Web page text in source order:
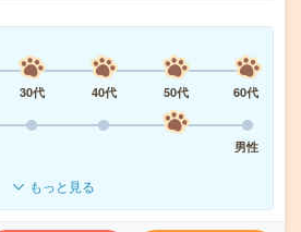
30代 40代 50代
60代
男性
もっと見る